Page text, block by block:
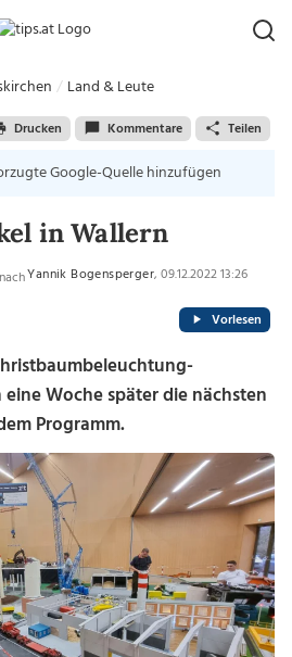
Land & Leute
Drucken Kommentare Teilen
Google-Quelle hinzufügen
in Wallern
Yannik Bogensperger, 09.12.2022 13:26
Vorlesen
Woche später die nächsten
Programm.